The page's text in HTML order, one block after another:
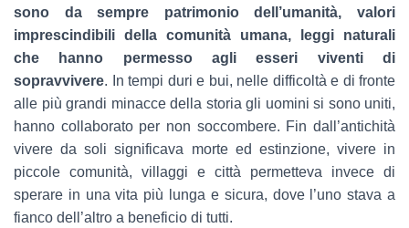
sono da sempre patrimonio dell’umanità, valori
imprescindibili della comunità umana, leggi naturali
che hanno permesso agli esseri viventi di
sopravvivere. In tempi duri e bui, nelle difficoltà e di fronte
alle più grandi minacce della storia gli uomini si sono uniti,
hanno collaborato per non soccombere. Fin dall’antichità
vivere da soli significava morte ed estinzione, vivere in
piccole comunità, villaggi e città permetteva invece di
sperare in una vita più lunga e sicura, dove l’uno stava a
fianco dell’altro a beneficio di tutti.